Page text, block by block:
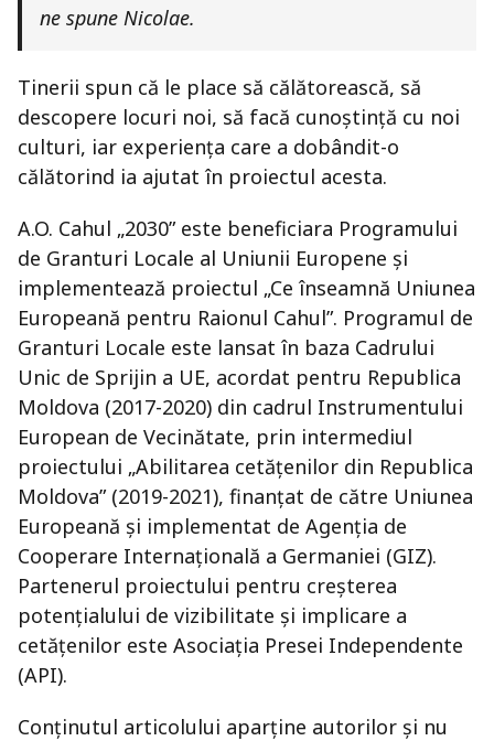
ne spune Nicolae.
Tinerii spun că le place să călătorească, să
descopere locuri noi, să facă cunoștință cu noi
culturi, iar experiența care a dobândit-o
călătorind ia ajutat în proiectul acesta.
A.O. Cahul „2030” este beneficiara Programului
de Granturi Locale al Uniunii Europene și
implementează proiectul „Ce înseamnă Uniunea
Europeană pentru Raionul Cahul”. Programul de
Granturi Locale este lansat în baza Cadrului
Unic de Sprijin a UE, acordat pentru Republica
Moldova (2017-2020) din cadrul Instrumentului
European de Vecinătate, prin intermediul
proiectului „Abilitarea cetățenilor din Republica
Moldova” (2019-2021), finanțat de către Uniunea
Europeană și implementat de Agenția de
Cooperare Internațională a Germaniei (GIZ).
Partenerul proiectului pentru creșterea
potențialului de vizibilitate și implicare a
cetățenilor este Asociația Presei Independente
(API).
Conținutul articolului aparține autorilor și nu